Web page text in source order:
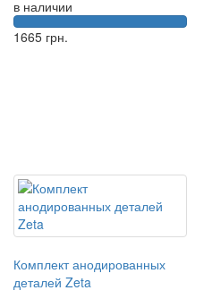
в наличии
1665 грн.
Комплект анодированных
деталей Zeta